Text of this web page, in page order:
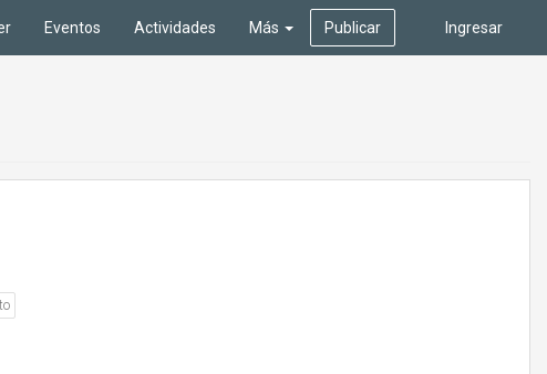
Ingresar
Eventos Actividades Más Publicar